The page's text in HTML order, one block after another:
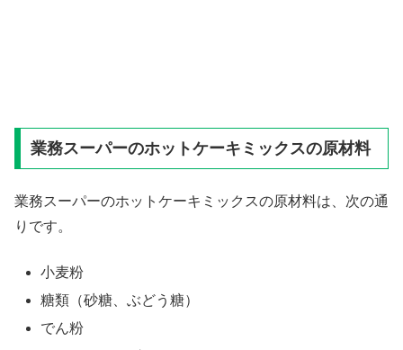
業務スーパーのホットケーキミックスの原材料
業務スーパーのホットケーキミックスの原材料は、次の通
りです。
小麦粉
糖類（砂糖、ぶどう糖）
でん粉